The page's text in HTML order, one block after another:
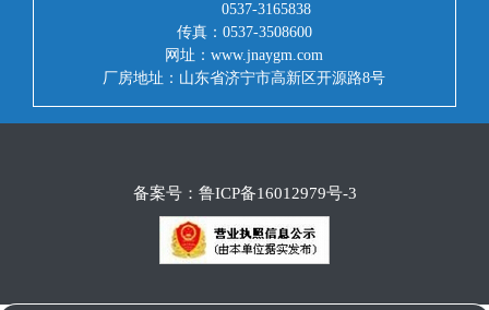
0537-3165838
传真：0537-3508600
网址：www.jnaygm.com
厂房地址：山东省济宁市高新区开源路8号
备案号： 鲁ICP备16012979号-3